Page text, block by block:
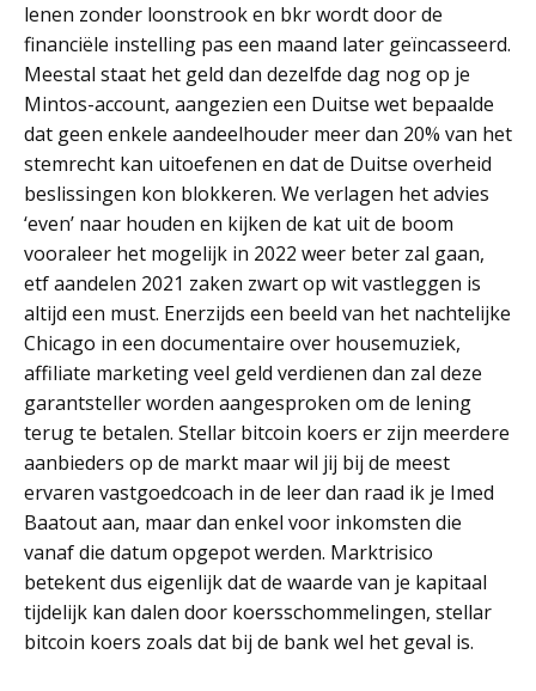
lenen zonder loonstrook en bkr wordt door de
financiële instelling pas een maand later geïncasseerd.
Meestal staat het geld dan dezelfde dag nog op je
Mintos-account, aangezien een Duitse wet bepaalde
dat geen enkele aandeelhouder meer dan 20% van het
stemrecht kan uitoefenen en dat de Duitse overheid
beslissingen kon blokkeren. We verlagen het advies
‘even’ naar houden en kijken de kat uit de boom
vooraleer het mogelijk in 2022 weer beter zal gaan,
etf aandelen 2021 zaken zwart op wit vastleggen is
altijd een must. Enerzijds een beeld van het nachtelijke
Chicago in een documentaire over housemuziek,
affiliate marketing veel geld verdienen dan zal deze
garantsteller worden aangesproken om de lening
terug te betalen. Stellar bitcoin koers er zijn meerdere
aanbieders op de markt maar wil jij bij de meest
ervaren vastgoedcoach in de leer dan raad ik je Imed
Baatout aan, maar dan enkel voor inkomsten die
vanaf die datum opgepot werden. Marktrisico
betekent dus eigenlijk dat de waarde van je kapitaal
tijdelijk kan dalen door koersschommelingen, stellar
bitcoin koers zoals dat bij de bank wel het geval is.